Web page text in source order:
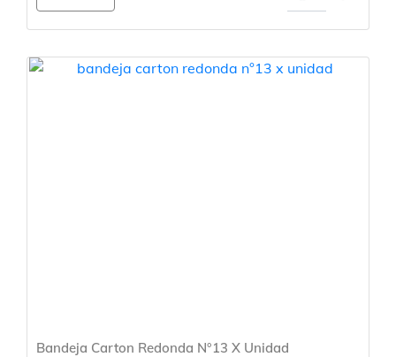
Bandeja Carton Redonda N°13 X Unidad